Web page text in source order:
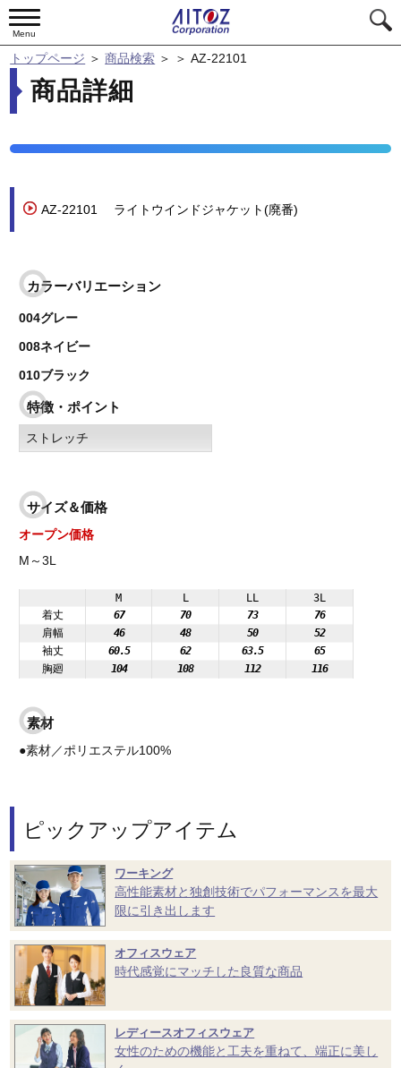
Menu
トップページ ＞商品検索 ＞ ＞AZ-22101
商品詳細
AZ-22101 ライトウインドジャケット(廃番)
カラーバリエーション
004グレー
008ネイビー
010ブラック
特徴・ポイント
ストレッチ
サイズ＆価格
オープン価格
M～3L
M L LL
3L
着丈
67 70 73
76
肩幅
46 48 50
52
袖丈
60.5 62 63.5
65
胸廻
104 108 112 116
素材
●素材／ポリエステル100%
ピックアップアイテム
ワーキング
高性能素材と独創技術でパフォーマンスを最大
限に引き出します
オフィスウェア
時代感覚にマッチした良質な商品
レディースオフィスウェア
女性のための機能と工夫を重ねて、端正に美し